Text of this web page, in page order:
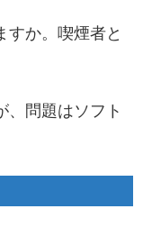
すか。喫煙者と
、問題はソフト